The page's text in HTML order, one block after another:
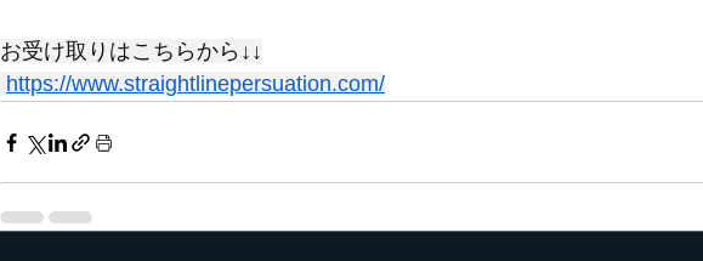
お受け取りはこちらから↓↓
https://www.straightlinepersuation.com/